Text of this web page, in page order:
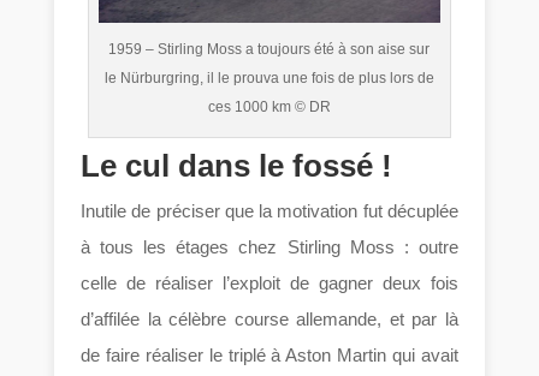
1959 – Stirling Moss a toujours été à son aise sur
le Nürburgring, il le prouva une fois de plus lors de
ces 1000 km © DR
Le cul dans le fossé !
Inutile de préciser que la motivation fut décuplée
à tous les étages chez Stirling Moss : outre
celle de réaliser l’exploit de gagner deux fois
d’affilée la célèbre course allemande, et par là
de faire réaliser le triplé à Aston Martin qui avait